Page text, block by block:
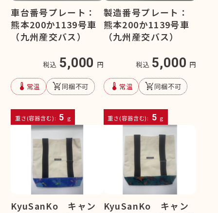
車台番号プレート：
熊本200か1139号車
（九州産交バス）
税込 5,000 円
device_thermostat 常温 remove_shopping_cart同梱不可
重さ(容器含む): 5 g
製造番号プレート：
熊本200か1139号車
（九州産交バス）
税込 5,000 円
device_thermostat 常温 remove_shopping_cart同梱不可
重さ(容器含む): 5 g
KyuSanKo キャン
KyuSanKo キャン